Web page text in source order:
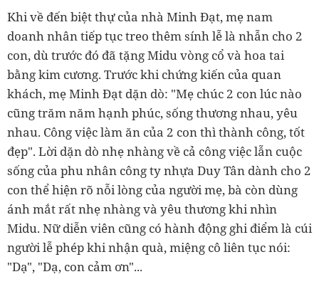
Khi về đến biệt thự của nhà Minh Đạt, mẹ nam
doanh nhân tiếp tục treo thêm sính lễ là nhẫn cho 2
con, dù trước đó đã tặng Midu vòng cổ và hoa tai
bằng kim cương. Trước khi chứng kiến của quan
khách, mẹ Minh Đạt dặn dò: "Mẹ chúc 2 con lúc nào
cũng trăm năm hạnh phúc, sống thương nhau, yêu
nhau. Công việc làm ăn của 2 con thì thành công, tốt
đẹp". Lời dặn dò nhẹ nhàng về cả công việc lẫn cuộc
sống của phu nhân công ty nhựa Duy Tân dành cho 2
con thể hiện rõ nỗi lòng của người mẹ, bà còn dùng
ánh mắt rất nhẹ nhàng và yêu thương khi nhìn
Midu. Nữ diễn viên cũng có hành động ghi điểm là cúi
người lễ phép khi nhận quà, miệng cô liên tục nói:
"Dạ", "Dạ, con cảm ơn"...